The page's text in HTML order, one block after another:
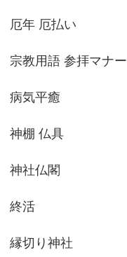
厄年 厄払い
宗教用語 参拝マナー
病気平癒
神棚 仏具
神社仏閣
終活
縁切り神社